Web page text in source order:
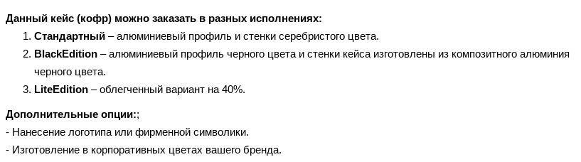
Данный кейс (кофр) можно заказать в разных исполнениях:
Стандартный – алюминиевый профиль и стенки серебристого цвета.
BlackEdition – алюминиевый профиль черного цвета и стенки кейса изготовлены из композитного алюминия
черного цвета.
LiteEdition – облегченный вариант на 40%.
Дополнительные опции:;
- Нанесение логотипа или фирменной символики.
- Изготовление в корпоративных цветах вашего бренда.